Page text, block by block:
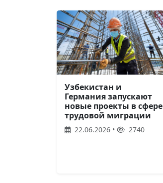
Узбекистан и
Германия запускают
новые проекты в сфере
трудовой миграции
22.06.2026 • 2740